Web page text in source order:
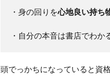
・身の回りを心地良い持ち
・自分の本音は書店でわか
頭でっかちになっていると資